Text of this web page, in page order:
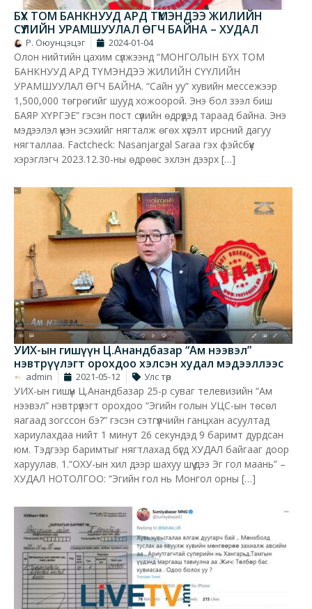
БҮХ ТОМ БАНКНУУД АРД ТҮМЭНДЭЭ ЖИЛИЙН
СҮҮЛИЙН УРАМШУУЛАЛ ӨГЧ БАЙНА – ХУДАЛ
Р. Оюунцэцэг 2024-01-04
Олон нийтийн цахим сүлжээнд “МОНГОЛЫН БҮХ ТОМ
БАНКНУУД АРД ТҮМЭНДЭЭ ЖИЛИЙН СҮҮЛИЙН
УРАМШУУЛАЛ ӨГЧ БАЙНА. “Сайн уу” хувийн мессежээр
1,500,000 төгрөгийг шууд хожоорой. Энэ бол зээл биш
БАЯР ХҮРГЭЕ” гэсэн пост сүүлийн өдрүүдэд тараад байна. Энэ
мэдээлэл үнэн эсэхийг нягталж өгөх хүсэлт ирсний дагуу
нягталлаа. Factcheck: Nasanjargal Saraa гэх фэйсбүүк
хэрэглэгч 2023.12.30-ны өдрөөс эхлэн дээрх […]
УИХ-ын гишүүн Ц.Анандбазар “Ам нээвэл”
нэвтрүүлэгт орохдоо хэлсэн худал мэдээллээс
admin 2021-05-12 Улс төр
УИХ-ын гишүүн Ц.Анандбазар 25-р суваг телевизийн “Ам
нээвэл” нэвтрүүлэгт орохдоо “Эгийн голын УЦС-ын төсөл
яагаад зогссон бэ?” гэсэн сэтгүүлчийн ганцхан асуултад
хариулахдаа нийт 1 минут 26 секундэд 9 баримт дурдсан
юм. Тэдгээр баримтыг нягтлахад бүгд ХУДАЛ байгааг доор
харуулав. 1.“ОХУ-ын хил дээр шахуу шүү дээ Эг гол маань” –
ХУДАЛ НОТОЛГОО: “Эгийн гол нь Монгол орны […]